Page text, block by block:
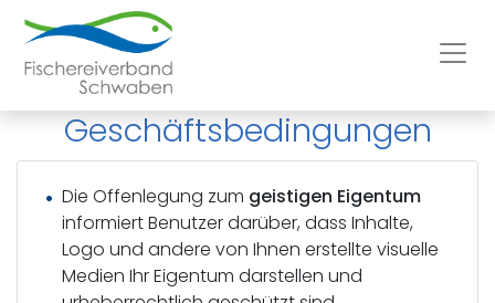
Geschäftsbedingungen
Die Offenlegung zum geistigen Eigentum
informiert Benutzer darüber, dass Inhalte,
Logo und andere von Ihnen erstellte visuelle
Medien Ihr Eigentum darstellen und